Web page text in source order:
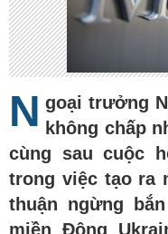
N goại trưởng
không chấp
cùng sau cuộc
trong việc tạo ra
thuận ngừng
miền Đông